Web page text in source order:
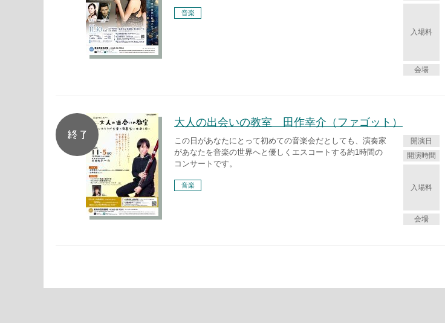
音楽
入場料
会場
大人の出会いの教室 田作幸介（ファゴット）
この日があなたにとって初めての音楽会だとしても、演奏家
があなたを音楽の世界へと優しくエスコートする約1時間の
コンサートです。
音楽
開演日
開演時間
入場料
会場